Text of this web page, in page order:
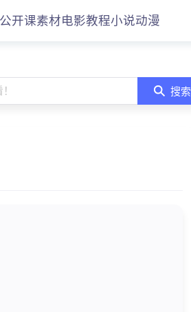
公开课素材电影教程小说动漫
搜索